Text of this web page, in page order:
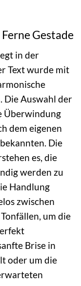
Gestade
in der
Text wurde mit
Die Auswahl der
Überwindung
dem eigenen
Die
es, die
werden zu
Handlung
zwischen
um die
Brise in
oder um die